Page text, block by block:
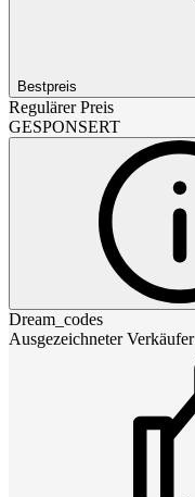
Bestpreis
Regulärer Preis
GESPONSERT
Dream_codes
Ausgezeichneter Verkäufer